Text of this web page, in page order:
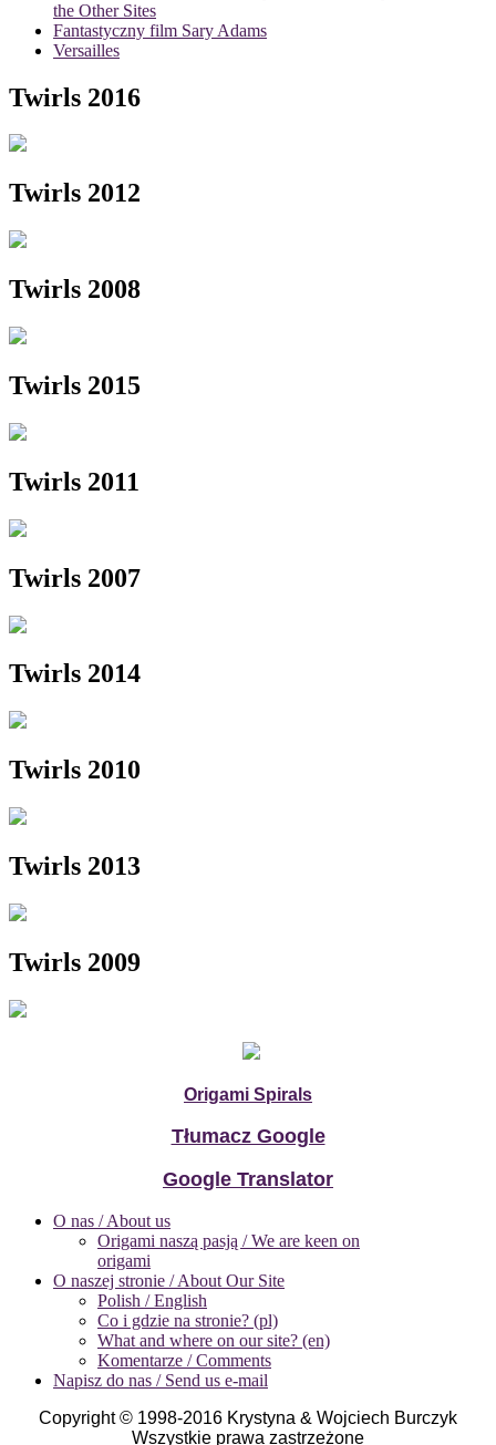
the Other Sites
Fantastyczny film Sary Adams
Versailles
Twirls 2016
Twirls 2012
Twirls 2008
Twirls 2015
Twirls 2011
Twirls 2007
Twirls 2014
Twirls 2010
Twirls 2013
Twirls 2009
Origami Spirals
Tłumacz Google
Google Translator
O nas / About us
Origami naszą pasją / We are keen on
origami
O naszej stronie / About Our Site
Polish / English
Co i gdzie na stronie? (pl)
What and where on our site? (en)
Komentarze / Comments
Napisz do nas / Send us e-mail
Copyright © 1998-2016 Krystyna & Wojciech Burczyk
Wszystkie prawa zastrzeżone